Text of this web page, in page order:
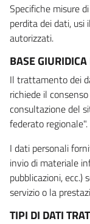
Specifiche misure
perdita dei dati,
autorizzati.
BASE
Il trattamento dei
richiede il
consultazione del
federato regionale".
I dati personali
invio di materiale
pubblicazioni, ecc.)
servizio o la
TIPI DI DATI